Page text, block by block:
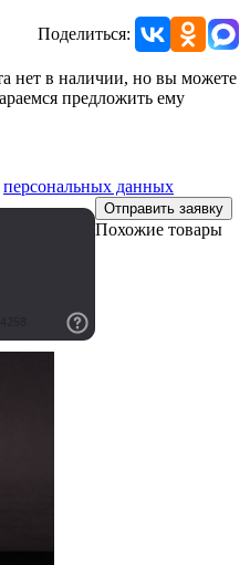
Поделиться:
нет в наличии, но вы можете
предложить ему
персональных данных
Отправить заявку
Похожие товары